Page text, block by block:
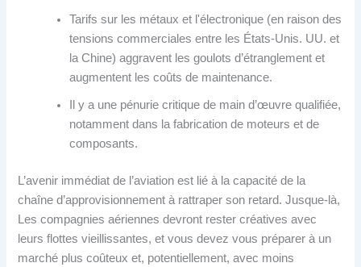
Tarifs sur les métaux et l'électronique (en raison des
tensions commerciales entre les États-Unis. UU. et
la Chine) aggravent les goulots d’étranglement et
augmentent les coûts de maintenance.
Il y a une pénurie critique de main d’œuvre qualifiée,
notamment dans la fabrication de moteurs et de
composants.
L’avenir immédiat de l’aviation est lié à la capacité de la
chaîne d’approvisionnement à rattraper son retard. Jusque-là,
Les compagnies aériennes devront rester créatives avec
leurs flottes vieillissantes, et vous devez vous préparer à un
marché plus coûteux et, potentiellement, avec moins